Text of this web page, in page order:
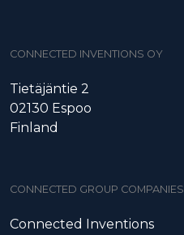
CONNECTED INVENTIONS OY
Tietäjäntie 2
02130 Espoo
Finland
CONNECTED GROUP COMPANIES
Connected Inventions